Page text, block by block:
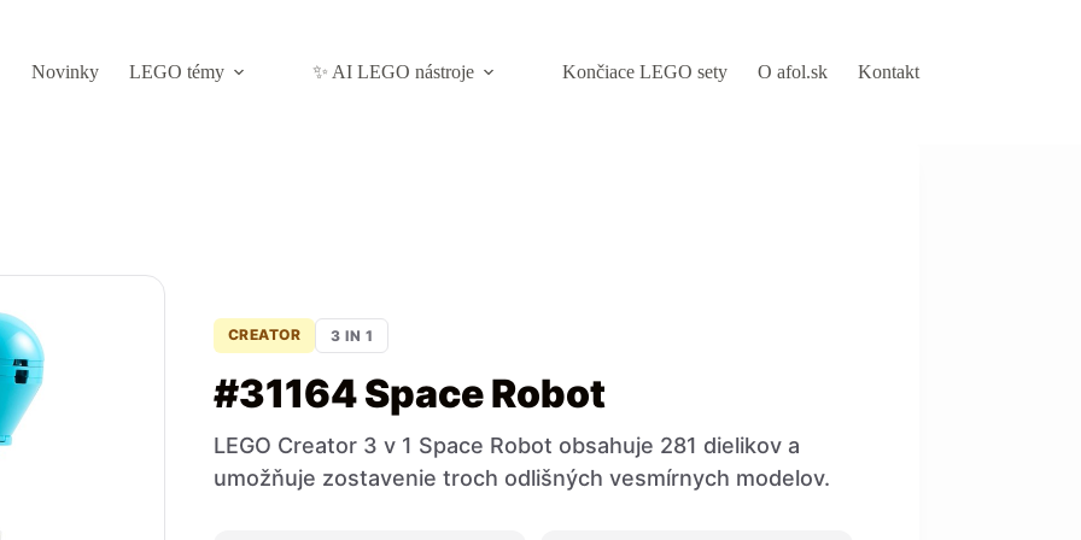
Novinky
LEGO témy ✨ AI LEGO nástroje Končiace LEGO sety O afol.sk Kontakt
CREATOR 3 IN 1
#31164 Space Robot
LEGO Creator 3 v 1 Space Robot obsahuje 281 dielikov a
umožňuje zostavenie troch odlišných vesmírnych modelov.